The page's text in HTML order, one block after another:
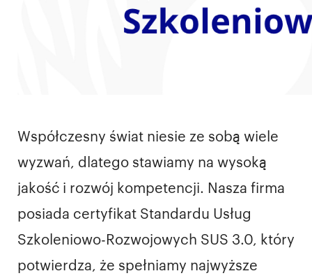
Współczesny świat niesie ze sobą wiele
wyzwań, dlatego stawiamy na wysoką
jakość i rozwój kompetencji. Nasza firma
posiada certyfikat Standardu Usług
Szkoleniowo-Rozwojowych SUS 3.0, który
potwierdza, że spełniamy najwyższe